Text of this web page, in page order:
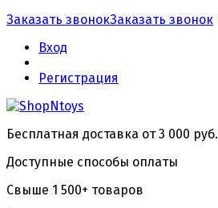
Заказать звонокЗаказать звонок
Вход
Регистрация
Бесплатная доставка от 3 000 руб.
Доступные способы оплаты
Свыше 1 500+ товаров